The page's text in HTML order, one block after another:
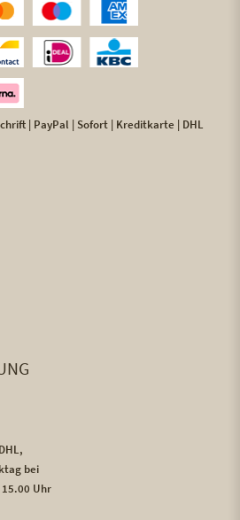
| PayPal | Sofort | Kreditkarte | DHL
bei
Uhr